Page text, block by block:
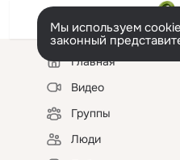
Мы используем
законный
Левая
колонкаГлавная
Видео
Группы
Люди